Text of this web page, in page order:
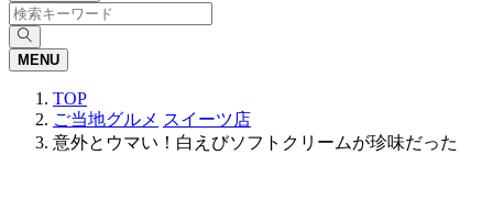
MENU
TOP
ご当地グルメ スイーツ店
意外とウマい！白えびソフトクリームが珍味だった